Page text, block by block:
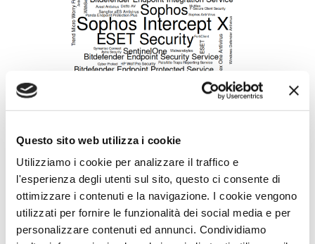
Questo sito web utilizza i cookie
Utilizziamo i cookie per analizzare il traffico e
l'esperienza degli utenti sul sito, questo ci consente di
ottimizzare i contenuti e la navigazione. I cookie vengono
utilizzati per fornire le funzionalità dei social media e per
personalizzare contenuti ed annunci. Condividiamo
Le problematiche nei domini e nelle
utenze
1. Privilegi amministrativi mal gestiti
96% dei domini AD
non implementa criteri che
impediscono a utenze non amministrative di aggiungere